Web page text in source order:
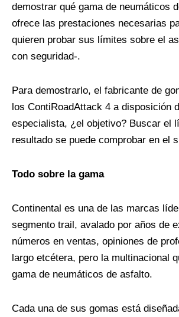
demostrar qué gama de neumáticos
ofrece las prestaciones necesarias
quieren probar sus límites sobre el
con seguridad-.
Para demostrarlo, el fabricante de
los ContiRoadAttack 4 a disposición
especialista, ¿el objetivo? Buscar el
resultado se puede comprobar en el
Todo sobre la gama
Continental es una de las marcas
segmento trail, avalado por años de
números en ventas, opiniones de
largo etcétera, pero la multinacional
gama de neumáticos de asfalto.
Cada una de sus gomas está